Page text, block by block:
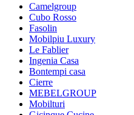
Camelgroup
Cubo Rosso
Fasolin
Mobilpiu Luxury
Le Fablier
Ingenia Casa
Bontempi casa
Cierre
MEBELGROUP
Mobilturi